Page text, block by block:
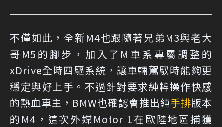
不僅如此，全新M4也跟隨著兄弟M3與老大
哥M5的腳步，加入了M車系專屬調整的
xDrive全時四驅系統，讓車輛駕馭時能夠更
穩定與好上手。不過針對要求純粹操作快感
的熱血車主，BMW也確認會推出純手排版本
的M4，這次外媒Motor 1在歐陸地區捕獲